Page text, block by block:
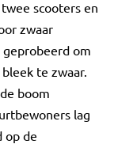
scooters en
zwaar
om
te zwaar.
boom
lag
op de